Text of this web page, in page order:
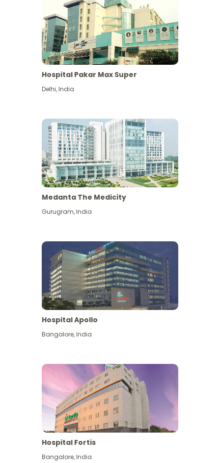
Hospital Pakar Max Super
Delhi,India
Medanta The Medicity
Gurugram,India
Hospital Apollo
Bangalore,India
Hospital Fortis
Bangalore,India